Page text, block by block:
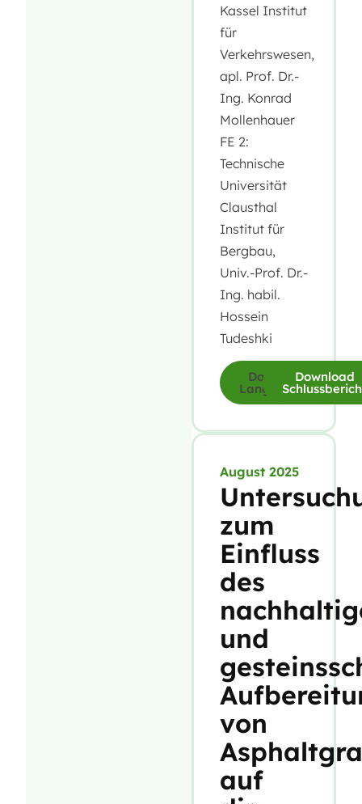
Kassel Institut
für
Verkehrswesen,
apl. Prof. Dr.-
Ing. Konrad
Mollenhauer
FE 2:
Technische
Universität
Clausthal
Institut für
Bergbau,
Univ.-Prof. Dr.-
Ing. habil.
Hossein
Tudeshki
Download
Langfassung
Download
August 2025
zum
Einfluss
des
und
von
auf